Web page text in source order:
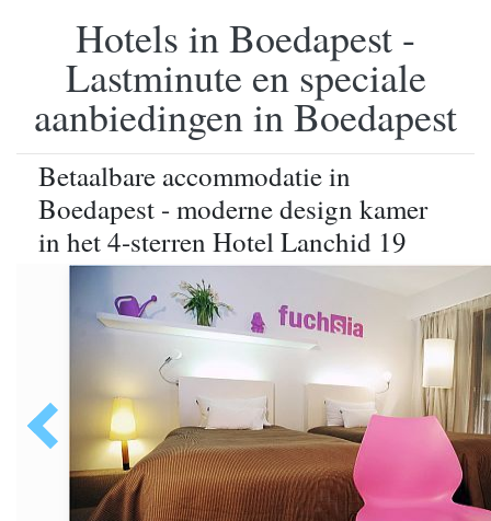
Hotels in Boedapest -
Lastminute en speciale
aanbiedingen in Boedapest
Betaalbare accommodatie in
Boedapest - moderne design kamer
in het 4-sterren Hotel Lanchid 19